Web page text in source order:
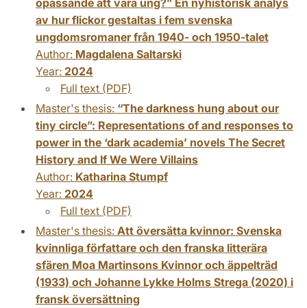
av hur flickor gestaltas i fem svenska
ungdomsromaner från 1940- och 1950-talet
Author: Magdalena Saltarski
Year: 2024
Full text (PDF)
Master's thesis: “The darkness hung about our
tiny circle”: Representations of and responses to
power in the ‘dark academia’ novels The Secret
History and If We Were Villains
Author: Katharina Stumpf
Year: 2024
Full text (PDF)
Master's thesis: Att översätta kvinnor: Svenska
kvinnliga författare och den franska litterära
sfären Moa Martinsons Kvinnor och äppelträd
(1933) och Johanne Lykke Holms Strega (2020) i
fransk översättning